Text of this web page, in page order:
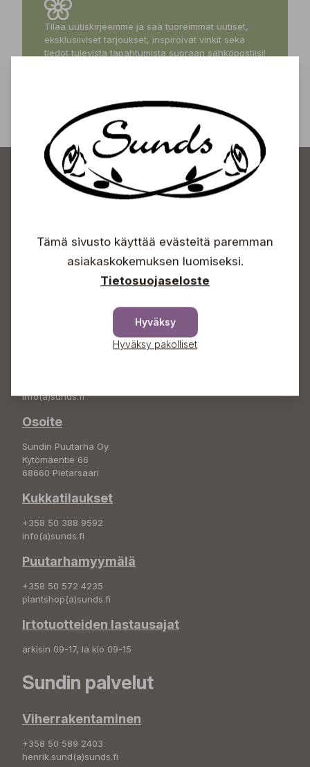
Tilaa uutiskirjeemme ja saa tuoreimmat uutiset,
eksklusiiviset tarjoukset, inspiroivat vinkit sekä
tiedot tulevista tapahtumista suoraan sähköpostiisi!
Sundin Puutarhakeskus
Sunnuntaisin Itsepalvelu
info(a)sunds.fi
Osoite
Sundin Puutarha Oy
Kytömäentie 66
68660 Pietarsaari
Kukkatilaukset
+358 50 388 9592
info(a)sunds.fi
Puutarhamyymälä
+358 50 572 4235
plantshop(a)sunds.fi
Irtotuotteiden lastausajat
arkisin 09-17, la klo 09-15
Sundin palvelut
Viherrakentaminen
+358 50 589 2403
henrik.sund(a)sunds.fi
Tämä sivusto käyttää evästeitä paremman
asiakaskokemuksen luomiseksi.
Tietosuojaseloste
Hyväksy
Hyväksy pakolliset